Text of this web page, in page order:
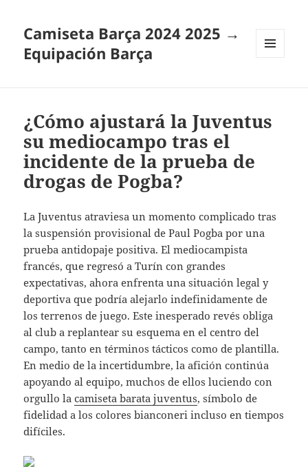
Camiseta Barça 2024 2025 →
Equipación Barça
¿Cómo ajustará la Juventus
su mediocampo tras el
incidente de la prueba de
drogas de Pogba?
La Juventus atraviesa un momento complicado tras
la suspensión provisional de Paul Pogba por una
prueba antidopaje positiva. El mediocampista
francés, que regresó a Turín con grandes
expectativas, ahora enfrenta una situación legal y
deportiva que podría alejarlo indefinidamente de
los terrenos de juego. Este inesperado revés obliga
al club a replantear su esquema en el centro del
campo, tanto en términos tácticos como de plantilla.
En medio de la incertidumbre, la afición continúa
apoyando al equipo, muchos de ellos luciendo con
orgullo lacamiseta barata juventus, símbolo de
fidelidad a los colores bianconeri incluso en tiempos
difíciles.